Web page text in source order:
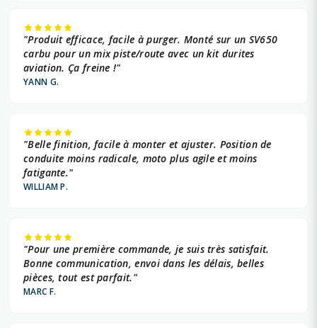
"Produit efficace, facile à purger. Monté sur un SV650
carbu pour un mix piste/route avec un kit durites
aviation. Ça freine !"
YANN G.
"Belle finition, facile à monter et ajuster. Position de
conduite moins radicale, moto plus agile et moins
fatigante."
WILLIAM P.
"Pour une première commande, je suis très satisfait.
Bonne communication, envoi dans les délais, belles
pièces, tout est parfait."
MARC F.